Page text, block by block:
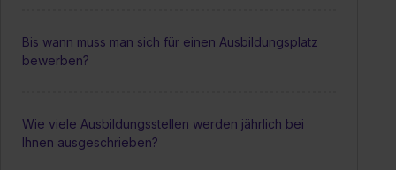
Bis wann muss man sich für einen Ausbildungsplatz
bewerben?
Wie viele Ausbildungsstellen werden jährlich bei
Ihnen ausgeschrieben?